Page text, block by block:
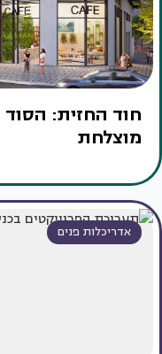
חוד החזית:
מוצלחת
אדריכלות פנים